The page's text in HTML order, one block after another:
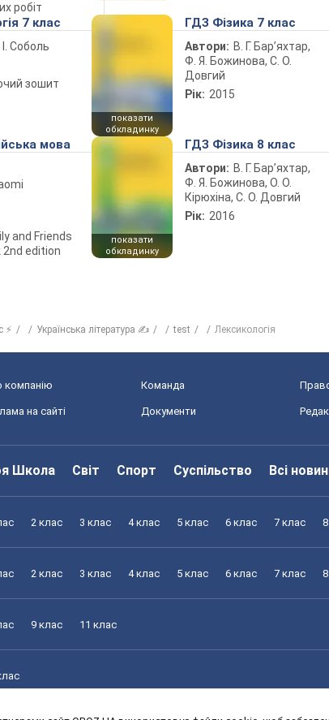
робіт
7 клас
І. Соболь
зошит
показати
обкладинку
ГДЗ Фізика 7 клас
Автори: В. Г. Бар’яхтар,
Ф. Я. Божинова, С. О.
Довгий
Рік: 2015
мова
and Friends
2nd edition
показати
обкладинку
ГДЗ Фізика 8 клас
Автори: В. Г. Бар’яхтар,
Ф. Я. Божинова, О. О.
Кірюхіна, С. О. Довгий
Рік: 2016
⚡ Українська література ✍ test Лексикологія
компанію Команда
на сайті Документи
Школа Світ Спорт Суспільство Всі
2 клас 3 клас 4 клас 5 клас 6 клас 7 клас
2 клас 3 клас 4 клас 5 клас 6 клас 7 клас
9 клас 11 клас